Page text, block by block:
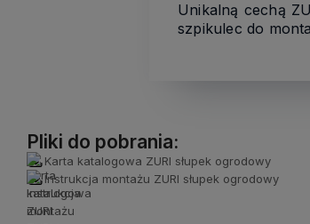
Unikalną cechą
szpikulec do
Pliki do pobrania:
Karta katalogowa ZURI słupek ogrodowy
Instrukcja montażu ZURI słupek ogrodowy